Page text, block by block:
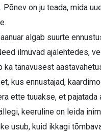
on ju teada, mida
algab suurte
ilmuvad ajalehtedes,
ka tänavusest
kus ennustajad,
ette tuuakse, et pajatada
keeruline on leida
usub, kuid ikkagi